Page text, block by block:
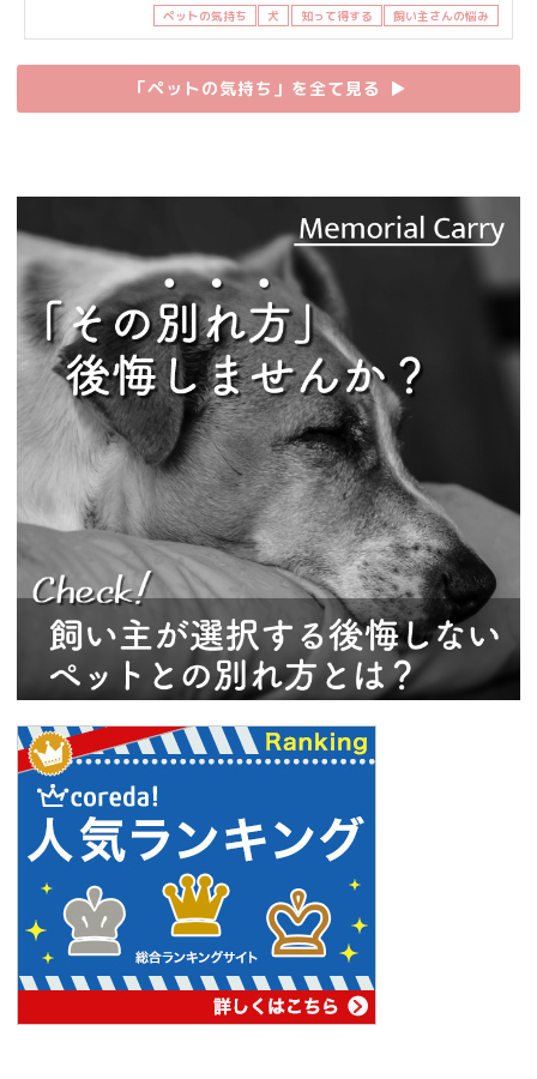
ペットの気持ち 犬 知って得する 飼い主さんの悩み
「ペットの気持ち」を全て見る ▶︎